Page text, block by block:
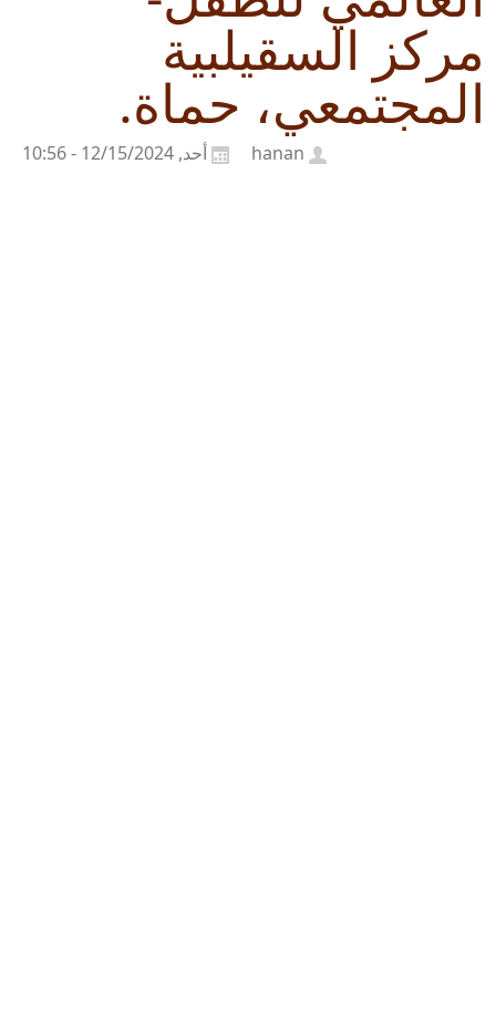
مركز السقيلبية
المجتمعي، حماة.
أحد, 12/15/2024 - 10:56 hanan